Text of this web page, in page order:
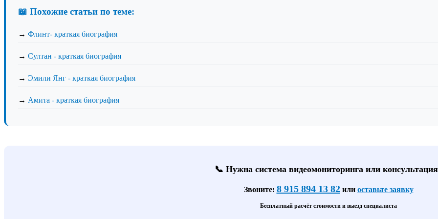
📖 Похожие статьи по теме:
→ Флинт- краткая биография
→ Султан - краткая биография
→ Эмили Янг - краткая биография
→ Амита - краткая биография
📞 Нужна система видеомониторинга или
Звоните: 8 915 894 13 82или оставьте заявку
Бесплатный расчёт стоимости и выезд специалиста